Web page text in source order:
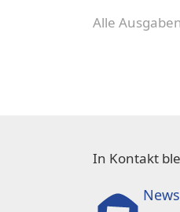
Alle
In Kontakt